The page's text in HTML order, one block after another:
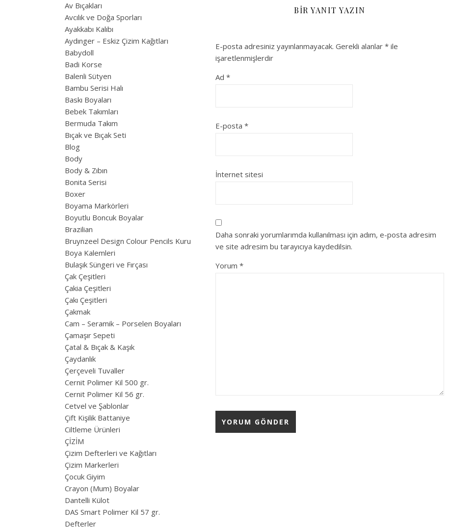
Av Bıçakları
Avcılık ve Doğa Sporları
Ayakkabı Kalıbı
Aydınger – Eskiz Çizim Kağıtları
Babydoll
Badi Korse
Balenli Sütyen
Bambu Serisi Halı
Baskı Boyaları
Bebek Takımları
Bermuda Takım
Bıçak ve Bıçak Seti
Blog
Body
Body & Zıbın
Bonita Serisi
Boxer
Boyama Markörleri
Boyutlu Boncuk Boyalar
Brazilian
Bruynzeel Design Colour Pencils Kuru
Boya Kalemleri
Bulaşık Süngeri ve Fırçası
Çak Çeşitleri
Çakia Çeşitleri
Çakı Çeşitleri
Çakmak
Cam – Seramik – Porselen Boyaları
Çamaşır Sepeti
Çatal & Bıçak & Kaşık
Çaydanlık
Çerçeveli Tuvaller
Cernit Polimer Kil 500 gr.
Cernit Polimer Kil 56 gr.
Cetvel ve Şablonlar
Çift Kişilik Battaniye
Ciltleme Ürünleri
ÇİZİM
Çizim Defterleri ve Kağıtları
Çizim Markerleri
Çocuk Giyim
Crayon (Mum) Boyalar
Dantelli Külot
DAS Smart Polimer Kil 57 gr.
Defterler
BIR YANIT YAZIN
E-posta adresiniz yayınlanmayacak. Gerekli alanlar * ile
işaretlenmişlerdir
Ad *
E-posta *
İnternet sitesi
Daha sonraki yorumlarımda kullanılması için adım, e-posta adresim
ve site adresim bu tarayıcıya kaydedilsin.
Yorum *